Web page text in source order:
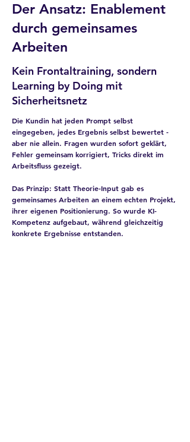
Der Ansatz: Enablement
durch gemeinsames
Arbeiten
Kein Frontaltraining, sondern
Learning by Doing mit
Sicherheitsnetz
Die Kundin hat jeden Prompt selbst
eingegeben, jedes Ergebnis selbst bewertet -
aber nie allein. Fragen wurden sofort geklärt,
Fehler gemeinsam korrigiert, Tricks direkt im
Arbeitsfluss gezeigt.
Das Prinzip: Statt Theorie-Input gab es
gemeinsames Arbeiten an einem echten Projekt,
ihrer eigenen Positionierung. So wurde KI-
Kompetenz aufgebaut, während gleichzeitig
konkrete Ergebnisse entstanden.